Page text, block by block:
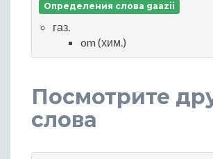
Определения слова gaazii
газ.
om (хим.)
Посмотрите
слова